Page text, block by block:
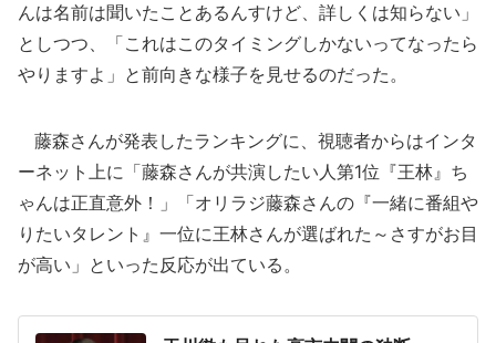
んは名前は聞いたことあるんすけど、詳しくは知らない」
としつつ、「これはこのタイミングしかないってなったら
やりますよ」と前向きな様子を見せるのだった。
藤森さんが発表したランキングに、視聴者からはインタ
ーネット上に「藤森さんが共演したい人第1位『王林』ち
ゃんは正直意外！」「オリラジ藤森さんの『一緒に番組や
りたいタレント』一位に王林さんが選ばれた～さすがお目
が高い」といった反応が出ている。